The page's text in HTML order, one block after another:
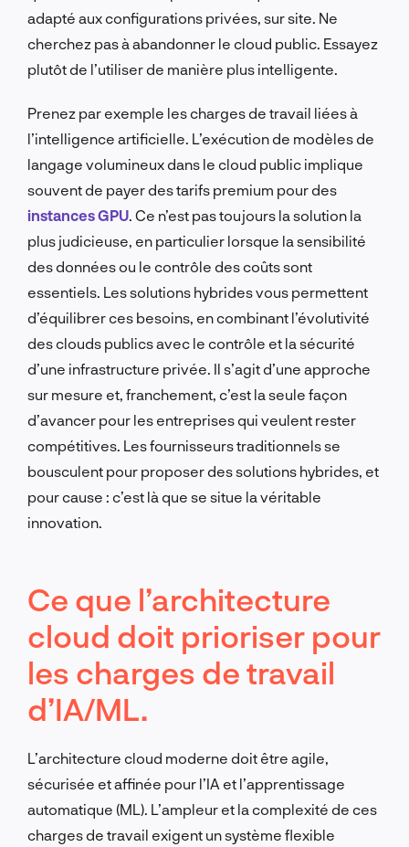
adapté aux configurations privées, sur site. Ne
cherchez pas à abandonner le cloud public. Essayez
plutôt de l’utiliser de manière plus intelligente.
Prenez par exemple les charges de travail liées à
l’intelligence artificielle. L’exécution de modèles de
langage volumineux dans le cloud public implique
souvent de payer des tarifs premium pour des
instances GPU . Ce n’est pas toujours la solution la
plus judicieuse, en particulier lorsque la sensibilité
des données ou le contrôle des coûts sont
essentiels. Les solutions hybrides vous permettent
d’équilibrer ces besoins, en combinant l’évolutivité
des clouds publics avec le contrôle et la sécurité
d’une infrastructure privée. Il s’agit d’une approche
sur mesure et, franchement, c’est la seule façon
d’avancer pour les entreprises qui veulent rester
compétitives. Les fournisseurs traditionnels se
bousculent pour proposer des solutions hybrides, et
pour cause : c’est là que se situe la véritable
innovation.
Ce que l’architecture
cloud doit prioriser pour
les charges de travail
d’IA/ML.
L’architecture cloud moderne doit être agile,
sécurisée et affinée pour l’IA et l’apprentissage
automatique (ML). L’ampleur et la complexité de ces
charges de travail exigent un système flexible